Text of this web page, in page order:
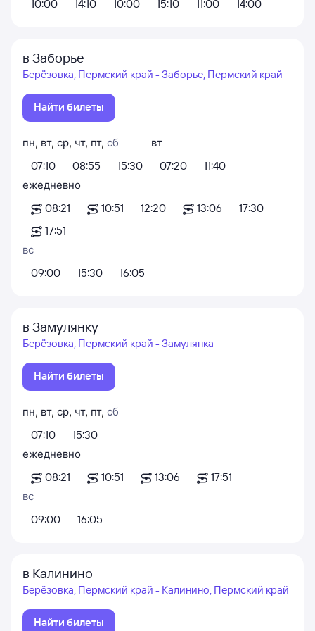
10:00 14:10 10:00 15:10 11:00 14:00
в Заборье
Берёзовка, Пермский край - Заборье, Пермский край
Найти билеты
пн, вт, ср, чт, пт, сб
07:10
08:55 15:30
вт
07:20
11:40
ежедневно
08:21
10:51 12:20 13:06
17:30
17:51
вс
09:00
15:30 16:05
в Замулянку
Берёзовка, Пермский край - Замулянка
Найти билеты
пн, вт, ср, чт, пт, сб
07:10
15:30
ежедневно
08:21
10:51 13:06
17:51
вс
09:00
16:05
в Калинино
Берёзовка, Пермский край - Калинино, Пермский край
Найти билеты